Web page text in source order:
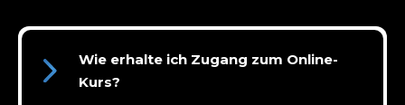
Wie erhalte ich Zugang zum Online-
Kurs?